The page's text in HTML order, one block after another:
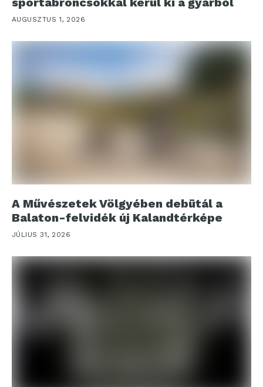
AUGUSZTUS 1, 2026
A Művészetek Völgyében debütál a
Balaton-felvidék új Kalandtérképe
JÚLIUS 31, 2026